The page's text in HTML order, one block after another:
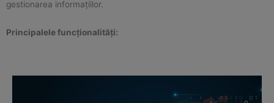
gestionarea informațiilor.
Principalele funcționalități: